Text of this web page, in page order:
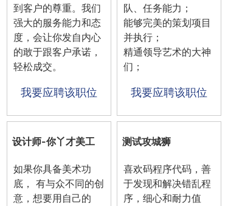
到客户的尊重。我们
强大的服务能力和态
度，会让你发自内心
的敢于跟客户承诺，
轻松成交。
我要应聘该职位
设计师-你丫才美工
如果你具备美术功
底， 有与众不同的创
意，想要用自己的
队、任务能力；
能够完美的策划项目
并执行；
精通领导艺术的大神
们；
我要应聘该职位
测试攻城狮
喜欢码程序代码，善
于发现和解决错乱程
序，细心和耐力值